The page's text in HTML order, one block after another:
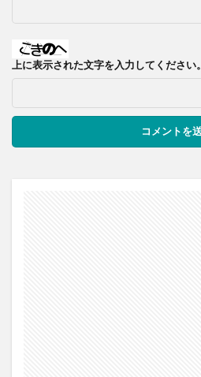
上に表示された文字を入力してください。